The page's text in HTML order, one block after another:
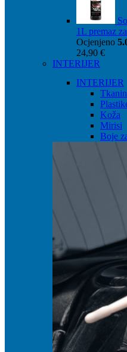
1L premaz
Ocjenjeno
24,90 €
INTERIJER
INTERIJER
Koža
Mirisi
Boje